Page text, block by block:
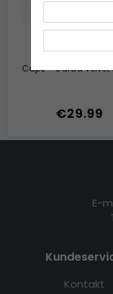
Caps - Gårda Velvet
€29.99
E-
Kontakt